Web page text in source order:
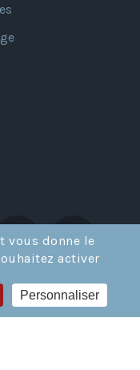
vous donne le
activer
Personnaliser